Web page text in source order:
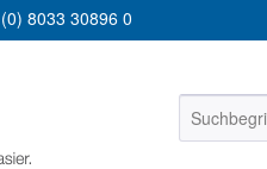
8033 30896 0